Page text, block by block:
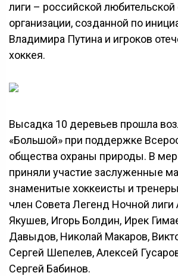
лиги – российской любительской
организации, созданной по
Владимира Путина и игроков
хоккея.
Высадка 10 деревьев прошла
«Большой» при поддержке
общества охраны природы. В
приняли участие заслуженные
знаменитые хоккеисты и
член Совета Легенд Ночной лиги
Якушев, Игорь Болдин, Ирек
Давыдов, Николай Макаров,
Сергей Шепелев, Алексей
Сергей Бабинов.